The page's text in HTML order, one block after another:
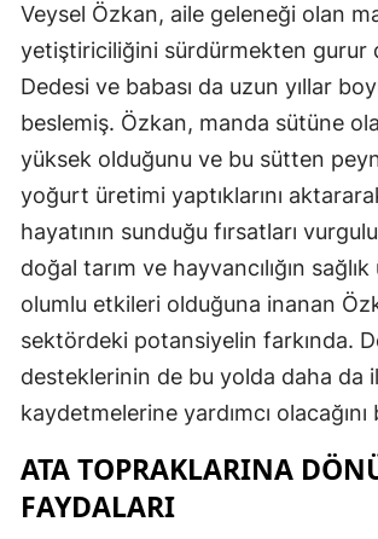
Veysel Özkan, aile geleneği olan
yetiştiriciliğini sürdürmekten gurur
Dedesi ve babası da uzun yıllar
beslemiş. Özkan, manda sütüne
yüksek olduğunu ve bu sütten
yoğurt üretimi yaptıklarını
hayatının sunduğu fırsatları
doğal tarım ve hayvancılığın
olumlu etkileri olduğuna inanan
sektördeki potansiyelin farkında.
desteklerinin de bu yolda daha da
kaydetmelerine yardımcı
ATA TOPRAKLARINA
FAYDALARI